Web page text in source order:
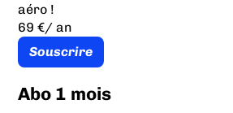
aéro !
69 €/ an
Souscrire
Abo 1 mois